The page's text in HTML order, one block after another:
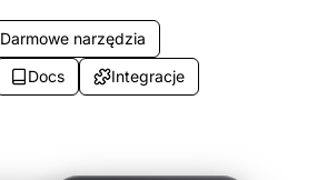
Darmowe narzędzia
Docs Integracje